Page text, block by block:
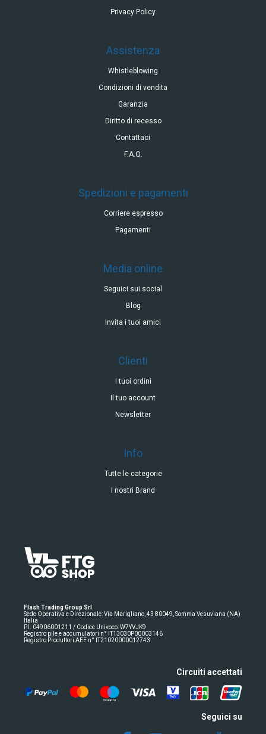
Privacy Policy
Assistenza
Whistleblowing
Condizioni di vendita
Garanzia
Diritto di recesso
Contattaci
F.A.Q.
Spedizioni e pagamenti
Corriere espresso
Pagamenti
Media online
Seguici sui social
Blog
Invita i tuoi amici
Clienti
I tuoi ordini
Il tuo account
Newsletter
Info
Tutte le categorie
I nostri Brand
Flash Trading Group Srl
Sede Operativa e Direzionale: Via Marigliano, 43 80049, Somma Vesuviana (NA)
Italia
P.I. 04906001211 / Codice Univoco: W7YVJK9
Registro pile e accumulatori n° IT13030P00003146
Registro Produttori AEE n° IT21020000012743
Circuiti accettati
Seguici su